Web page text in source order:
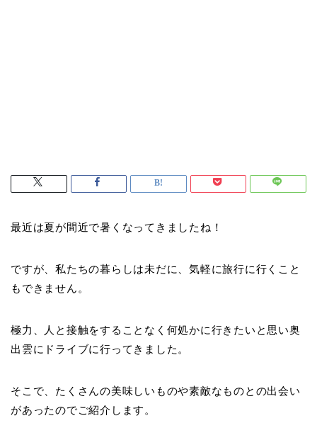
最近は夏が間近で暑くなってきましたね！
ですが、私たちの暮らしは未だに、気軽に旅行に行くこと
もできません。
極力、人と接触をすることなく何処かに行きたいと思い奥
出雲にドライブに行ってきました。
そこで、たくさんの美味しいものや素敵なものとの出会い
があったのでご紹介します。